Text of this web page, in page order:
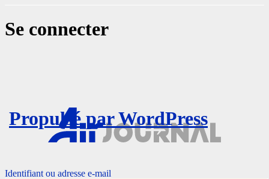
Se connecter
Propulsé par WordPress
Identifiant ou adresse e-mail